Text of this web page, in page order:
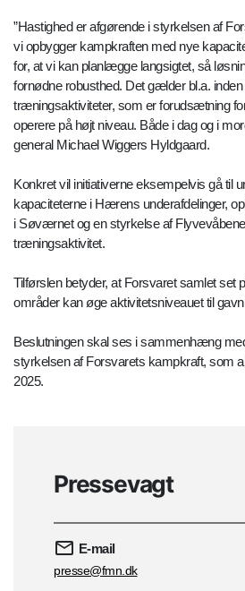
”Hastighed er afgørende i styrkelsen af
vi opbygger kampkraften med nye
for, at vi kan planlægge langsigtet, så
fornødne robusthed. Det gælder bl.a.
træningsaktiviteter, som er forudsætning
operere på højt niveau. Både i dag og i
general Michael Wiggers Hyldgaard.
Konkret vil initiativerne eksempelvis gå til
kapaciteterne i Hærens underafdelinger,
i Søværnet og en styrkelse af
træningsaktivitet.
Tilførslen betyder, at Forsvaret samlet set
områder kan øge aktivitetsniveauet til
Beslutningen skal ses i sammenhæng
styrkelsen af Forsvarets kampkraft, som
2025.
Pressevagt
E-mail
presse@fmn.dk